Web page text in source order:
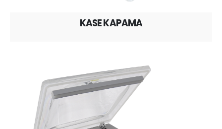
KASE KAPAMA